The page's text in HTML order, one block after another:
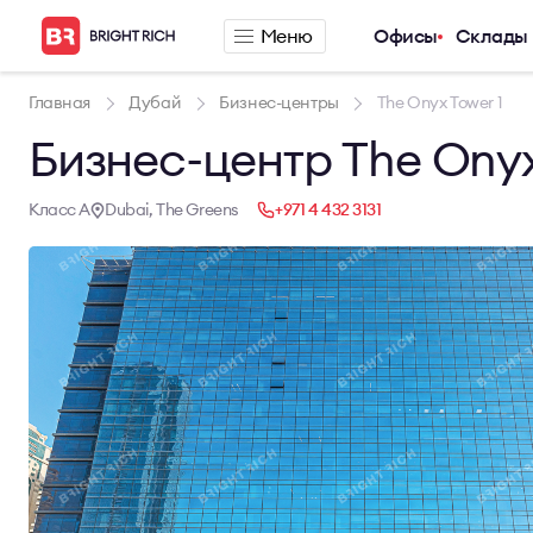
Меню Офисы Склады
Главная Дубай Бизнес-центры The Onyx Tower 1
Бизнес-центр The
Класс A Dubai, The Greens +971 4 432 3131
О компании
Услуги
Новости
Контакты
Аренда офиса
Аренда